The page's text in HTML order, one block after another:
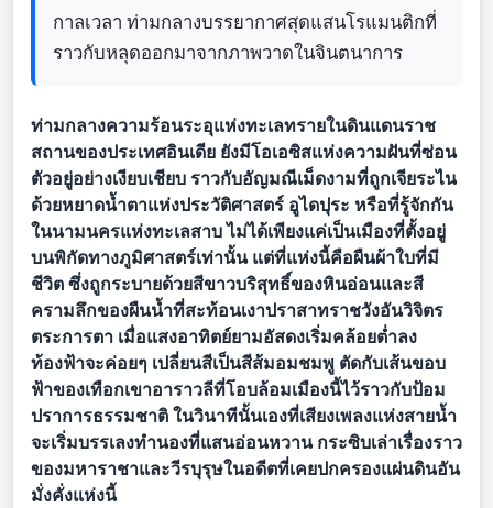
กาลเวลา ท่ามกลางบรรยากาศสุดแสนโรแมนติกที่
ราวกับหลุดออกมาจากภาพวาดในจินตนาการ
ท่ามกลางความร้อนระอุแห่งทะเลทรายในดินแดนราช
สถานของประเทศอินเดีย ยังมีโอเอซิสแห่งความฝันที่ซ่อน
ตัวอยู่อย่างเงียบเชียบ ราวกับอัญมณีเม็ดงามที่ถูกเจียระไน
ด้วยหยาดน้ำตาแห่งประวัติศาสตร์ อูไดปุระ หรือที่รู้จักกัน
ในนามนครแห่งทะเลสาบ ไม่ได้เพียงแค่เป็นเมืองที่ตั้งอยู่
บนพิกัดทางภูมิศาสตร์เท่านั้น แต่ที่แห่งนี้คือผืนผ้าใบที่มี
ชีวิต ซึ่งถูกระบายด้วยสีขาวบริสุทธิ์ของหินอ่อนและสี
ครามลึกของผืนน้ำที่สะท้อนเงาปราสาทราชวังอันวิจิตร
ตระการตา เมื่อแสงอาทิตย์ยามอัสดงเริ่มคล้อยต่ำลง
ท้องฟ้าจะค่อยๆ เปลี่ยนสีเป็นสีส้มอมชมพู ตัดกับเส้นขอบ
ฟ้าของเทือกเขาอาราวลีที่โอบล้อมเมืองนี้ไว้ราวกับป้อม
ปราการธรรมชาติ ในวินาทีนั้นเองที่เสียงเพลงแห่งสายน้ำ
จะเริ่มบรรเลงทำนองที่แสนอ่อนหวาน กระซิบเล่าเรื่องราว
ของมหาราชาและวีรบุรุษในอดีตที่เคยปกครองแผ่นดินอัน
มั่งคั่งแห่งนี้